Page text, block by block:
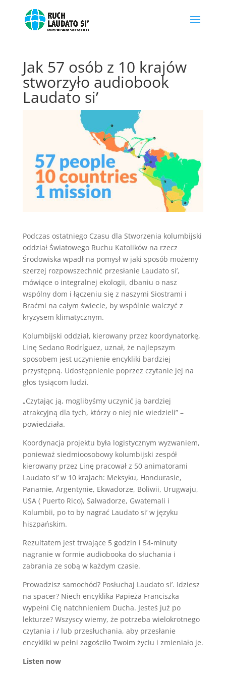
Jak 57 osób z 10 krajów
stworzyło audiobook
Laudato si’
Podczas ostatniego Czasu dla Stworzenia kolumbijski
oddział Światowego Ruchu Katolików na rzecz
Środowiska wpadł na pomysł w jaki sposób możemy
szerzej rozpowszechnić przesłanie Laudato si’,
mówiące o integralnej ekologii, dbaniu o nasz
wspólny dom i łączeniu się z naszymi Siostrami i
Braćmi na całym świecie, by wspólnie walczyć z
kryzysem klimatycznym.
Kolumbijski oddział, kierowany przez koordynatorkę,
Linę Sedano Rodríguez, uznał, że najlepszym
sposobem jest uczynienie encykliki bardziej
przystępną. Udostępnienie poprzez czytanie jej na
głos tysiącom ludzi.
„Czytając ją, moglibyśmy uczynić ją bardziej
atrakcyjną dla tych, którzy o niej nie wiedzieli” –
powiedziała.
Koordynacja projektu była logistycznym wyzwaniem,
ponieważ siedmioosobowy kolumbijski zespół
kierowany przez Linę pracował z 50 animatorami
Laudato si’ w 10 krajach: Meksyku, Hondurasie,
Panamie, Argentynie, Ekwadorze, Boliwii, Urugwaju,
USA ( Puerto Rico), Salwadorze, Gwatemali i
Kolumbii, po to by nagrać Laudato si’ w języku
hiszpańskim.
Rezultatem jest trwające 5 godzin i 54-minuty
nagranie w formie audiobooka do słuchania i
zabrania ze sobą w każdym czasie.
Prowadzisz samochód? Posłuchaj Laudato si’. Idziesz
na spacer? Niech encyklika Papieża Franciszka
wypełni Cię natchnieniem Ducha. Jesteś już po
lekturze? Wszyscy wiemy, że potrzeba wielokrotnego
czytania i / lub przesłuchania, aby przesłanie
encykliki w pełni zagościło Twoim życiu i zmieniało je.
Listen now